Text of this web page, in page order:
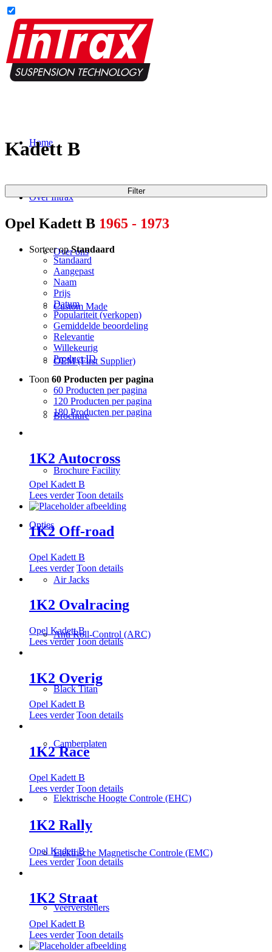
Home
Over Intrax
Over ons
Custom Made
OEM (First Supplier)
Brochure
Brochure Facility
Opties
Air Jacks
Anti Roll-Control (ARC)
Black Titan
Camberplaten
Elektrische Hoogte Controle (EHC)
Elektrische Magnetische Controle (EMC)
Veerverstellers
Kadett B
Filter
Opel Kadett B 1965 - 1973
Sorteer opStandaard
Standaard
Aangepast
Naam
Prijs
Datum
Populariteit (verkopen)
Gemiddelde beoordeling
Relevantie
Willekeurig
Product ID
Toon 60 Producten per pagina
60 Producten per pagina
120 Producten per pagina
180 Producten per pagina
1K2 Autocross
Opel Kadett B
Lees verder Toon details
1K2 Off-road
Opel Kadett B
Lees verder Toon details
1K2 Ovalracing
Opel Kadett B
Lees verder Toon details
1K2 Overig
Opel Kadett B
Lees verder Toon details
1K2 Race
Opel Kadett B
Lees verder Toon details
1K2 Rally
Opel Kadett B
Lees verder Toon details
1K2 Straat
Opel Kadett B
Lees verder Toon details